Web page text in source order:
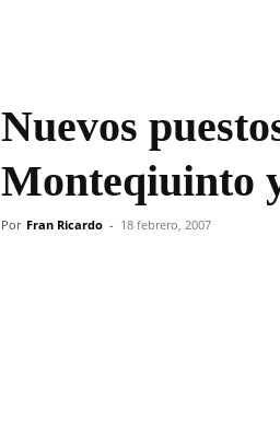
Nuevos
Monteqiuinto
Por Fran Ricardo - 18 febrero, 2007